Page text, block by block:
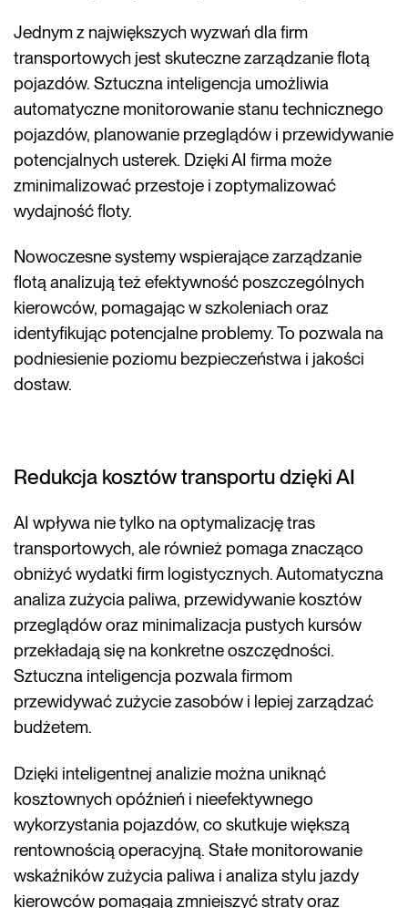
Jednym z największych wyzwań dla firm
transportowych jest skuteczne zarządzanie flotą
pojazdów. Sztuczna inteligencja umożliwia
automatyczne monitorowanie stanu technicznego
pojazdów, planowanie przeglądów i przewidywanie
potencjalnych usterek. Dzięki AI firma może
zminimalizować przestoje i zoptymalizować
wydajność floty.
Nowoczesne systemy wspierające zarządzanie
flotą analizują też efektywność poszczególnych
kierowców, pomagając w szkoleniach oraz
identyfikując potencjalne problemy. To pozwala na
podniesienie poziomu bezpieczeństwa i jakości
dostaw.
Redukcja kosztów transportu dzięki AI
AI wpływa nie tylko na optymalizację tras
transportowych, ale również pomaga znacząco
obniżyć wydatki firm logistycznych. Automatyczna
analiza zużycia paliwa, przewidywanie kosztów
przeglądów oraz minimalizacja pustych kursów
przekładają się na konkretne oszczędności.
Sztuczna inteligencja pozwala firmom
przewidywać zużycie zasobów i lepiej zarządzać
budżetem.
Dzięki inteligentnej analizie można uniknąć
kosztownych opóźnień i nieefektywnego
wykorzystania pojazdów, co skutkuje większą
rentownością operacyjną. Stałe monitorowanie
wskaźników zużycia paliwa i analiza stylu jazdy
kierowców pomagają zmniejszyć straty oraz